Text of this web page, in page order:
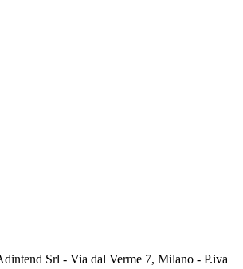
Srl - Via dal Verme 7, Milano - P.iva